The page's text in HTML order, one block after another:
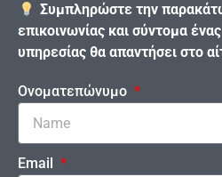
Συμπληρώστε την
επικοινωνίας και σύντομα
υπηρεσίας θα απαντήσει στο
Ονοματεπώνυμο
Email